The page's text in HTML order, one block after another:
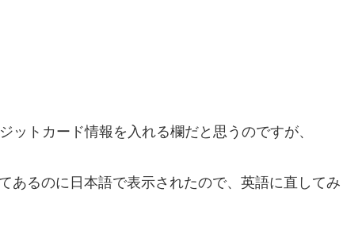
ットカード情報を入れる欄だと思うのですが、
あるのに日本語で表示されたので、英語に直してみ